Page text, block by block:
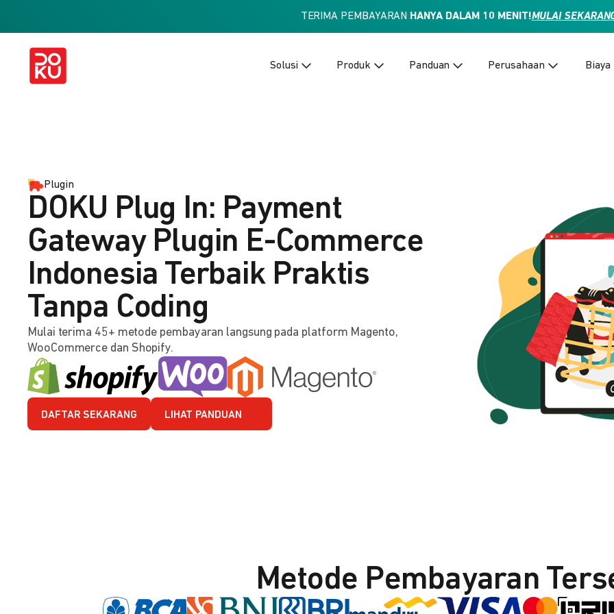
TERIMA PEMBAYARAN HANYA DALAM 10 MENIT!MULAI
Solusi Produk Panduan Perusahaan Biaya
Plugin
DOKU Plug In: Payment
Gateway Plugin E-Commerce
Indonesia Terbaik Praktis
Tanpa Coding
Mulai terima 45+ metode pembayaran langsung pada platform Magento,
WooCommerce dan Shopify.
DAFTAR SEKARANG LIHAT PANDUAN
Metode Pembayaran